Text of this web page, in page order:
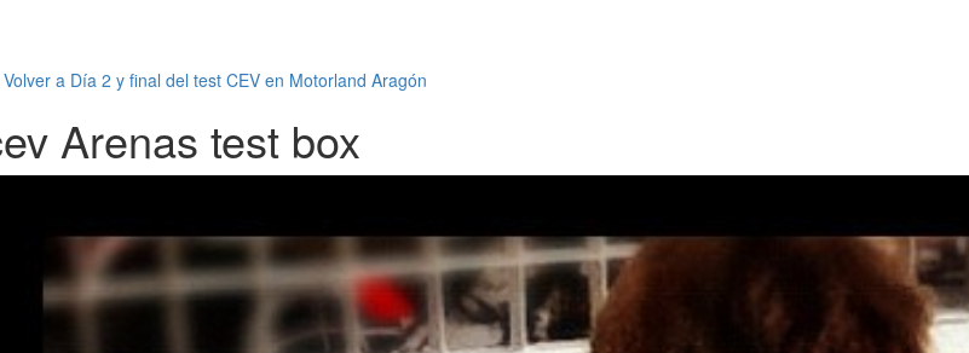
Volver a Día 2 y final del test CEV en Motorland Aragón
Arenas test box